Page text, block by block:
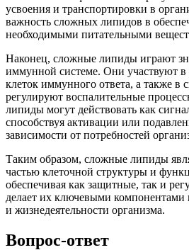
усвоения и транспортировки в
важность сложных липидов в
необходимыми питательными
Наконец, сложные липиды играют
иммунной системе. Они участвуют
клеток иммунного ответа, а также в
регулируют воспалительные
липиды могут действовать как
способствуя активации или
зависимости от потребностей
Таким образом, сложные липиды
частью клеточной структуры и
обеспечивая как защитные, так и
делает их ключевыми компонентами
и жизнедеятельности организма.
Вопрос-ответ